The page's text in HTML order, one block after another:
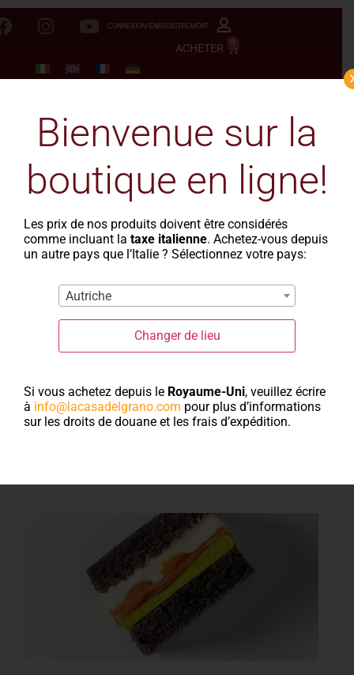
CONNEXION/ENREGISTREMENT
ACHETER 0
Recettes : les
farines
Bienvenue sur la
boutique en ligne!
Les prix de nos produits doivent être considérés
comme incluant lataxe italienne. Achetez-vous depuis
un autre pays que l’Italie ? Sélectionnez votre pays:
Autriche
Changer de lieu
Si vous achetez depuis le Royaume-Uni, veuillez écrire
à info@lacasadelgrano.com pour plus d’informations
sur les droits de douane et les frais d’expédition.